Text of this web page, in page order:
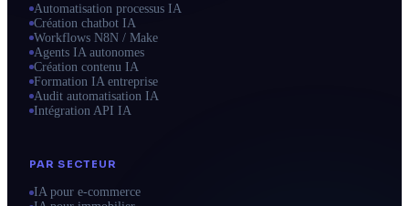
Automatisation processus IA
Création chatbot IA
Workflows N8N / Make
Agents IA autonomes
Création contenu IA
Formation IA entreprise
Audit automatisation IA
Intégration API IA
PAR SECTEUR
IA pour e-commerce